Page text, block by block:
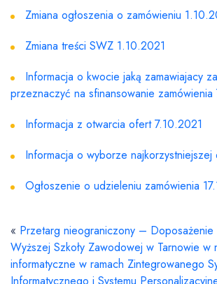
Zmiana ogłoszenia o zamówieniu
Zmiana treści SWZ 1.10.2021
Informacja o kwocie jaką zamawiajacy
przeznaczyć na sfinansowanie zamówienia
Informacja z otwarcia ofert 7.10.2021
Informacja o wyborze
Ogłoszenie o udzieleniu zamówienia
« Przetarg nieograniczony – Doposażenie
Wyższej Szkoły Zawodowej w Tarnowie w
informatyczne w ramach Zintegrowanego